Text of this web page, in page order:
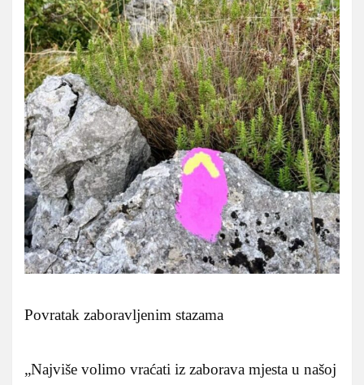
Povratak zaboravljenim stazama
„Najviše volimo vraćati iz zaborava mjesta u našoj